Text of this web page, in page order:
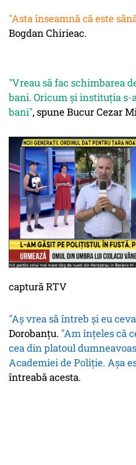
"Asta înseamnă că este
Bogdan Chirieac.
"Vreau să fac schimbarea
bani. Oricum și instituția s-
bani", spune Bucur Cezar
captură RTV
"Aș vrea să întreb și eu
Dorobanțu. "Am înțeles că
ceadin platoul
Academiei de Poliție. Așa
întreabă acesta.